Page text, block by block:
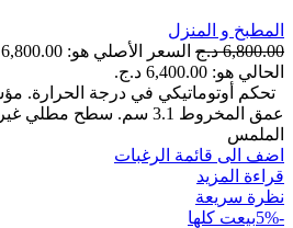
المطبخ و المنزل
6,800.00 د.ج السعر الأصلي هو: 6,800.00 د.ج.
الحالي هو: 6,400.00 د.ج.
تحكم أوتوماتيكي في درجة الحرارة.
عمق المخروط 3.1 سم. سطح
الملمس
اضف الى قائمة الرغبات
قراءة المزيد
نظرة سريعة
-5%
بيعت كلها